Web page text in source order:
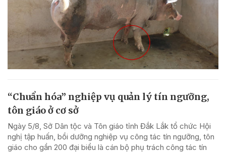
“Chuẩn hóa” nghiệp vụ quản lý tín ngưỡng,
tôn giáo ở cơ sở
Ngày 5/8, Sở Dân tộc và Tôn giáo tỉnh Đắk Lắk tổ chức Hội
nghị tập huấn, bồi dưỡng nghiệp vụ công tác tín ngưỡng, tôn
giáo cho gần 200 đại biểu là cán bộ phụ trách công tác tín